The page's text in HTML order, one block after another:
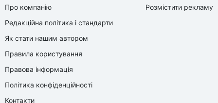
Про компанію
Редакційна політика і стандарти
Як стати нашим автором
Правила користування
Правова інформація
Політика конфіденційності
Контакти
Розмістити рекламу